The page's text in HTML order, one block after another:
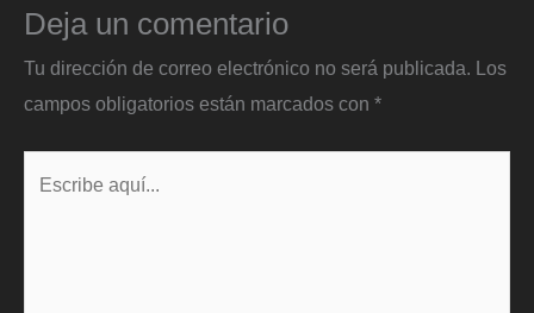
Deja un comentario
Tu dirección de correo electrónico no será publicada.
Los
campos obligatorios están marcados con *